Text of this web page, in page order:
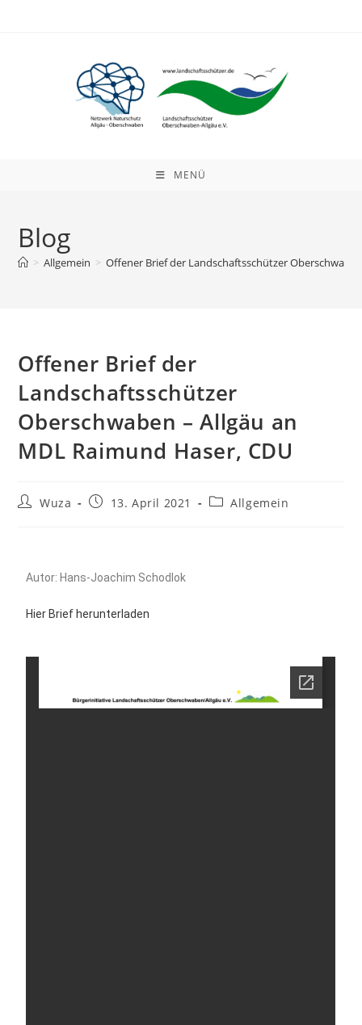
MENÜ
Blog
> Allgemein > Offener Brief der Landschaftsschützer
Offener Brief der
Landschaftsschützer
Oberschwaben – Allgäu an
MDL Raimund Haser, CDU
Wuza 13. April 2021 Allgemein
Autor: Hans-Joachim Schodlok
Hier Brief herunterladen